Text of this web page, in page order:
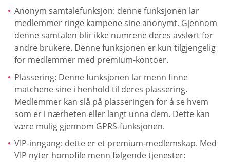
Anonym samtalefunksjon: denne funksjonen lar
medlemmer ringe kampene sine anonymt. Gjennom
denne samtalen blir ikke numrene deres avslørt for
andre brukere. Denne funksjonen er kun tilgjengelig
for medlemmer med premium-kontoer.
Plassering: Denne funksjonen lar menn finne
matchene sine i henhold til deres plassering.
Medlemmer kan slå på plasseringen for å se hvem
som er i nærheten eller langt unna dem. Dette kan
være mulig gjennom GPRS-funksjonen.
VIP-inngang: dette er et premium-medlemskap. Med
VIP nyter homofile menn følgende tjenester: